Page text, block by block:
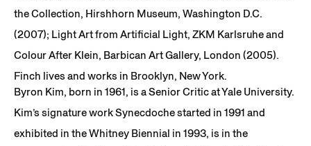
the Collection, Hirshhorn Museum, Washington D.C.
(2007); Light Art from Artificial Light, ZKM Karlsruhe and
Colour After Klein, Barbican Art Gallery, London (2005).
Finch lives and works in Brooklyn, New York.
Byron Kim, born in 1961, is a Senior Critic at Yale University.
Kim’s signature work Synecdoche started in 1991 and
exhibited in the Whitney Biennial in 1993, is in the